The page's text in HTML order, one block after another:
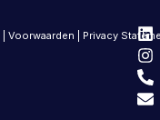
|Voorwaarden Privacy